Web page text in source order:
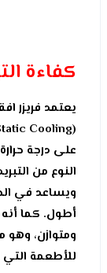
كفاءة
يعتمد فريزر
على درجة
النوع من
ويساعد في
أطول. كما
ومتوازن،
للأطعمة التي